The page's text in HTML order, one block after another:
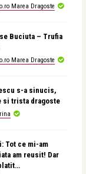
Marea Dragoste
Buciuta – Trufia
Marea Dragoste
s-a sinucis,
si trista dragoste
Tot ce mi-am
am reusit! Dar